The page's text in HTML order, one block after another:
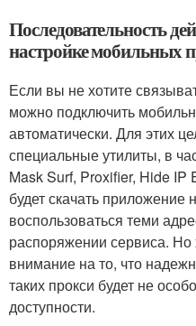
Последовательность
настройке мобильных
Если вы не хотите
можно подключить
автоматически. Для этих
специальные утилиты, в
Mask Surf, Proxifier, Hide
будет скачать приложение
воспользоваться теми
распоряжении сервиса.
внимание на то, что
таких прокси будет не
доступности.